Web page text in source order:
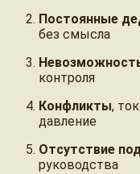
Постоянные
без смысла
контроля
Конфликты,
давление
Отсутствие
руководства